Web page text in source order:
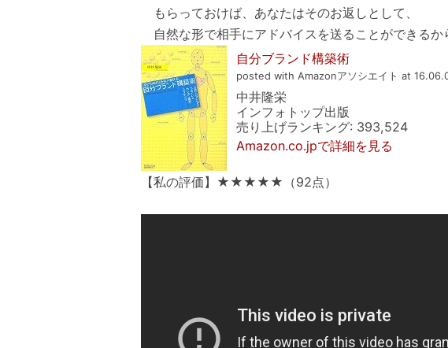
もらっておけば、あなたはそのお返しとして、
自然な形で相手にアドバイスを送ることができるか
自分ブランド構築術
posted with Amazonアソシエイト at
中井隆栄
インフォトップ出版
売り上げランキング: 393,524
Amazon.co.jpで詳細を見る
【私の評価】★★★★★（92点）